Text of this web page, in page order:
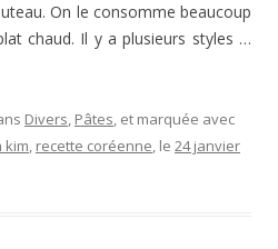
On le consomme beaucoup
chaud. Il y a plusieurs styles …
Divers, Pâtes, et marquée avec
kim, recette coréenne, le 24 janvier